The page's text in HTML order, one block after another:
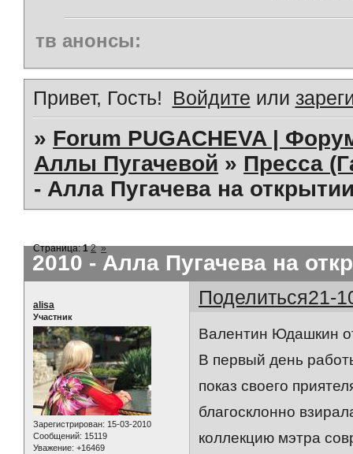
тв анонсы:
Привет, Гость! Войдите или
» Forum PUGACHEVA |
Аллы Пугачевой » Пресса
- Алла Пугачева на
2010 - Алла Пугачева на
Страница:1 2 »
Поделиться21-
alisa
Участник
Зарегистрирован: 15-03-2010
Сообщений: 15119
Уважение: +16469
Валентин Юдашкин
В первый день
показ своего
благосклонно
коллекцию мэтра